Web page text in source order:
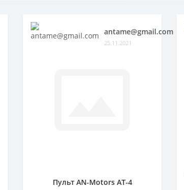
antame@gmail.com
25.11.2021
Пульт AN-Motors AT-4